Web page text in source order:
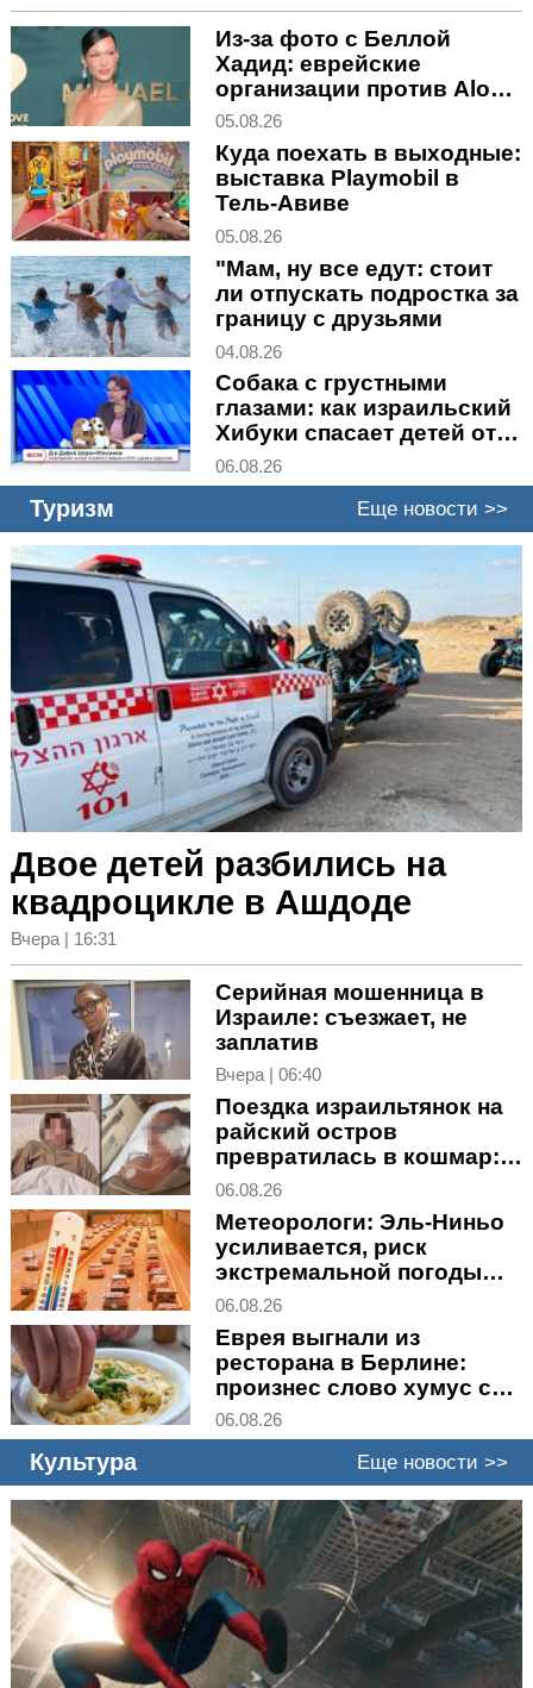
Из-за фото с Беллой
Хадид: еврейские
организации против Alo
Yoga
05.08.26
Куда поехать в выходные:
выставка Playmobil в
Тель-Авиве
05.08.26
"Мам, ну все едут: стоит
ли отпускать подростка за
границу с друзьями
04.08.26
Собака с грустными
глазами: как израильский
Хибуки спасает детей от
войны и горя
06.08.26
Туризм Еще новости >>
Двое детей разбились на
квадроцикле в Ашдоде
Вчера | 16:31
Серийная мошенница в
Израиле: съезжает, не
заплатив
Вчера | 06:40
Поездка израильтянок на
райский остров
превратилась в кошмар:
"Он спросил, откуда мы, и
06.08.26
Метеорологи: Эль-Ниньо
усиливается, риск
экстремальной погоды
возрастает
06.08.26
Еврея выгнали из
ресторана в Берлине:
произнес слово хумус с
израильским акцентом
06.08.26
Культура Еще новости >>